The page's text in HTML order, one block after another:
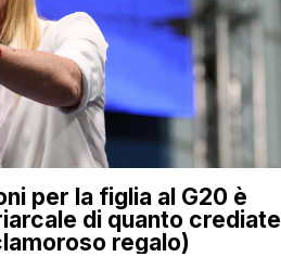
per la figlia al G20 è
di quanto crediate
regalo)